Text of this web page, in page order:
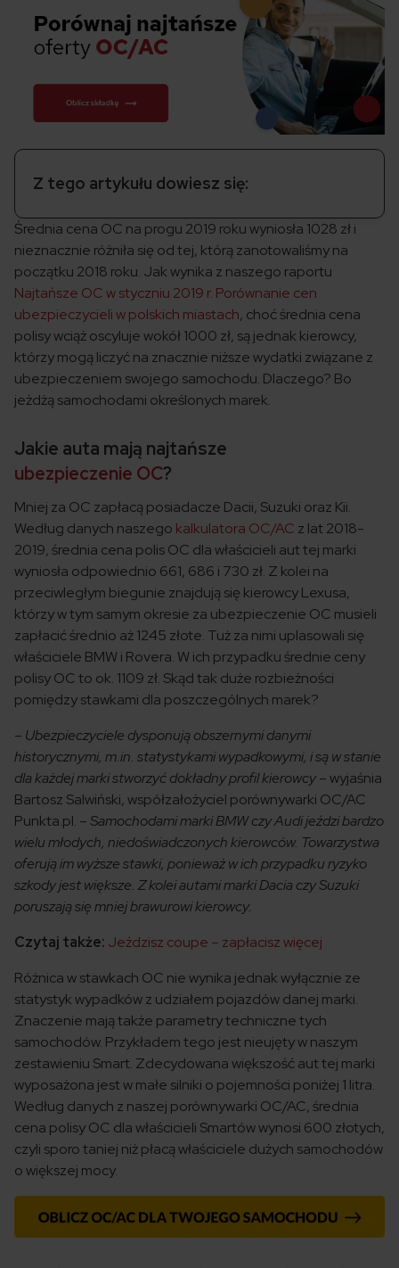
Z tego artykułu dowiesz się:
Średnia cena OC na progu 2019 roku wyniosła 1028 zł i
nieznacznie różniła się od tej, którą zanotowaliśmy na
początku 2018 roku. Jak wynika z naszego raportu
Najtańsze OC w styczniu 2019 r. Porównanie cen
ubezpieczycieli w polskich miastach, choć średnia cena
polisy wciąż oscyluje wokół 1000 zł, są jednak kierowcy,
którzy mogą liczyć na znacznie niższe wydatki związane z
ubezpieczeniem swojego samochodu. Dlaczego? Bo
jeżdżą samochodami określonych marek.
Jakie auta mają najtańsze
ubezpieczenie OC?
Mniej za OC zapłacą posiadacze Dacii, Suzuki oraz Kii.
Według danych naszego kalkulatora OC/AC z lat 2018-
2019, średnia cena polis OC dla właścicieli aut tej marki
wyniosła odpowiednio 661, 686 i 730 zł. Z kolei na
przeciwległym biegunie znajdują się kierowcy Lexusa,
którzy w tym samym okresie za ubezpieczenie OC musieli
zapłacić średnio aż 1245 złote. Tuż za nimi uplasowali się
właściciele BMW i Rovera. W ich przypadku średnie ceny
polisy OC to ok. 1109 zł. Skąd tak duże rozbieżności
pomiędzy stawkami dla poszczególnych marek?
– Ubezpieczyciele dysponują obszernymi danymi
historycznymi, m.in. statystykami wypadkowymi, i są w stanie
dla każdej marki stworzyć dokładny profil kierowcy– wyjaśnia
Bartosz Salwiński, współzałożyciel porównywarki OC/AC
Punkta.pl. –Samochodami marki BMW czy Audi jeździ bardzo
wielu młodych, niedoświadczonych kierowców. Towarzystwa
oferują im wyższe stawki, ponieważ w ich przypadku ryzyko
szkody jest większe. Z kolei autami marki Dacia czy Suzuki
poruszają się mniej brawurowi kierowcy.
Czytaj także: Jeździsz coupe – zapłacisz więcej
Różnica w stawkach OC nie wynika jednak wyłącznie ze
statystyk wypadków z udziałem pojazdów danej marki.
Znaczenie mają także parametry techniczne tych
samochodów. Przykładem tego jest nieujęty w naszym
zestawieniu Smart. Zdecydowana większość aut tej marki
wyposażona jest w małe silniki o pojemności poniżej 1 litra.
Według danych z naszej porównywarki OC/AC, średnia
cena polisy OC dla właścicieli Smartów wynosi 600 złotych,
czyli sporo taniej niż płacą właściciele dużych samochodów
o większej mocy.